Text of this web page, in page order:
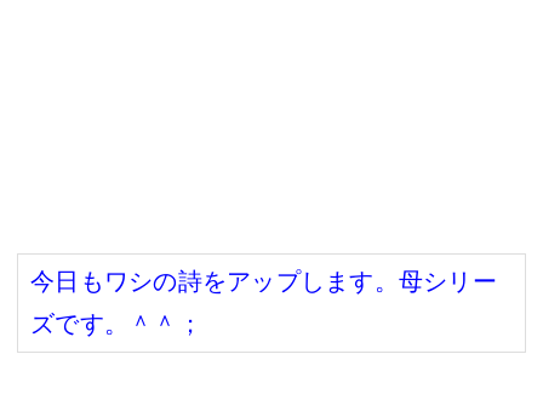
今日もワシの詩をアップします。母シリー
ズです。＾＾；